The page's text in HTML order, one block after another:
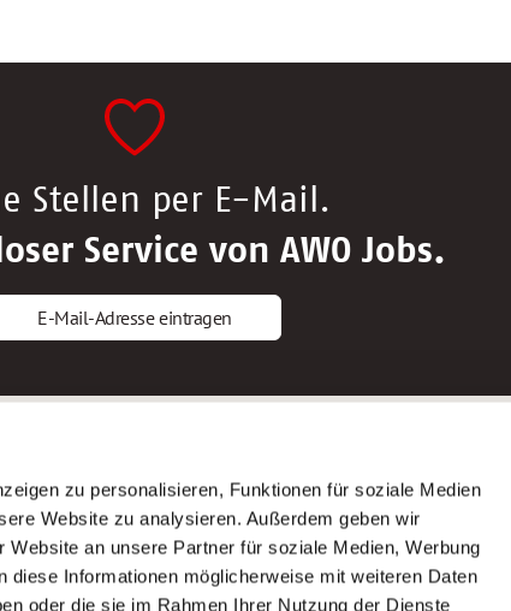
zu personalisieren, Funktionen für soziale Medien
Website zu analysieren. Außerdem geben wir
an unsere Partner für soziale Medien, Werbung
diese Informationen möglicherweise mit weiteren Daten
oder die sie im Rahmen Ihrer Nutzung der Dienste
Stellen per E-Mail.
Service von AWO Jobs.
E-Mail-Adresse eintragen
AWO Gliederungen nach Bundesland
Stellenangebote nach Bundesländern
Sitemap
Impressum
Datenschutz